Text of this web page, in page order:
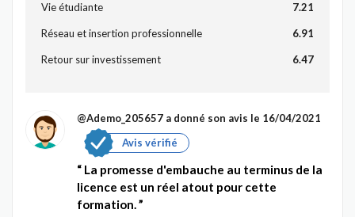
Vie étudiante 7.21
Réseau et insertion professionnelle 6.91
Retour sur investissement 6.47
@Ademo_205657 a donné son avis le 16/04/2021
Avis vérifié
La promesse d'embauche au terminus de la
licence est un réel atout pour cette
formation.